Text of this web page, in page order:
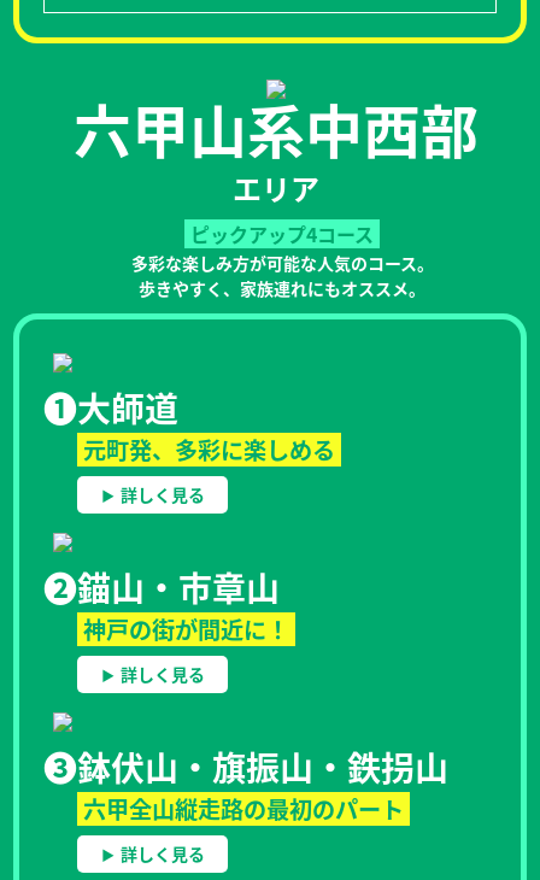
六甲山系中西部
エリア
ピックアップ4コース
多彩な楽しみ方が可能な人気のコース。
歩きやすく、家族連れにもオススメ。
❶大師道
元町発、多彩に楽しめる
詳しく見る
❷錨山・市章山
神戸の街が間近に！
詳しく見る
❸鉢伏山・旗振山・鉄拐山
六甲全山縦走路の最初のパート
詳しく見る